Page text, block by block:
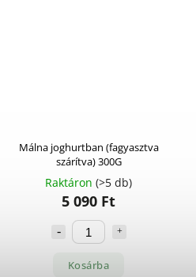
Málna joghurtban (fagyasztva
szárítva) 300G
Raktáron (>5 db)
5 090 Ft
Kosárba